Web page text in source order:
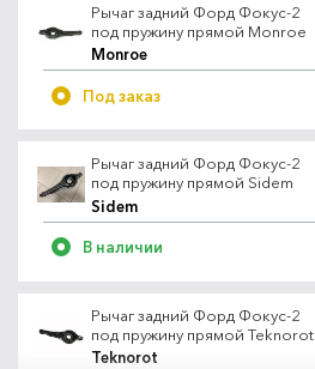
Рычаг задний Форд Фокус-2
под пружину прямой Monroe
Monroe
Под заказ
Рычаг задний Форд Фокус-2
под пружину прямой Sidem
Sidem
В наличии
Рычаг задний Форд Фокус-2
под пружину прямой Teknorot
Teknorot